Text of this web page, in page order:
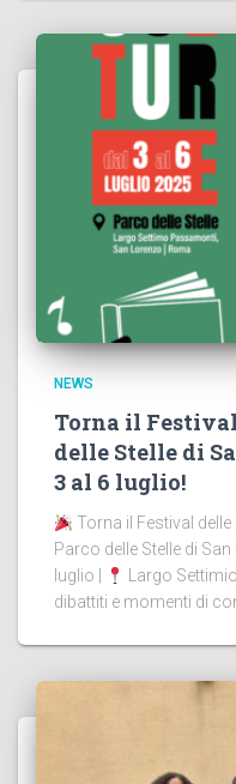
NEWS
Torna il
delle Stelle di
3 al 6 luglio!
Torna il Festival
Parco delle Stelle di
luglio |
Largo
dibattiti e momenti di